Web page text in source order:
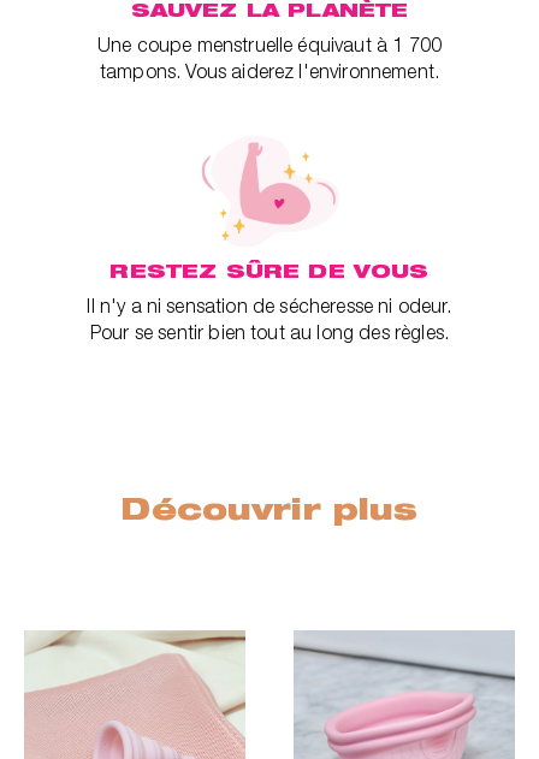
SAUVEZ LA PLANÈTE
Une coupe menstruelle équivaut à 1 700
tampons. Vous aiderez l'environnement.
RESTEZ SÛRE DE VOUS
Il n'y a ni sensation de sécheresse ni odeur.
Pour se sentir bien tout au long des règles.
Découvrir plus